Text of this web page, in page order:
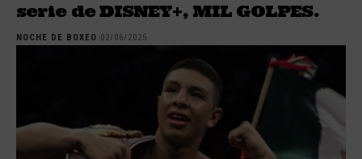
serie de DISNEY+, MIL GOLPES.
NOCHE DE BOXEO 02/06/2025